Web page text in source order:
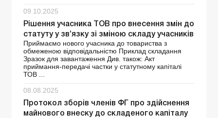
09.10.2025
Рішення учасника ТОВ про внесення змін до
статуту у зв’язку зі зміною складу учасників
Приймаємо нового учасника до товариства з
обмеженою відповідальністю Приклад складання
Зразок для завантаження Див. також: Акт
приймання-передачі частки у статутному капіталі
ТОВ ...
08.08.2025
Протокол зборів членів ФГ про здійснення
майнового внеску до складеного капіталу